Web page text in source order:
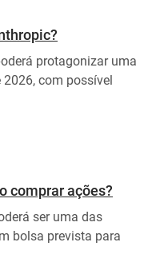
protagonizar uma
com possível
comprar ações?
ser uma das
bolsa prevista para